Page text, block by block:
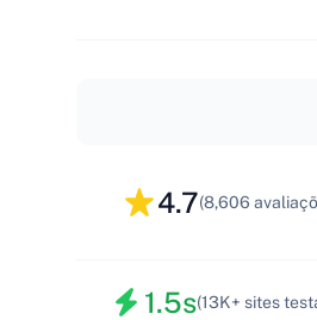
4.7(8,606
1.5s(13K+ sites